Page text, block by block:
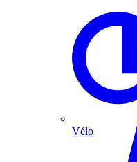
Vélo